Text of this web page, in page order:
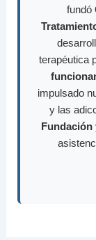
fundó
terapéutica
impulsado
y las
Fundación